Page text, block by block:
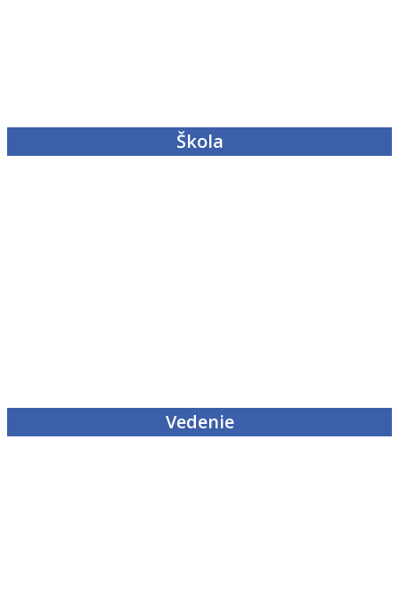
Škola
Vedenie